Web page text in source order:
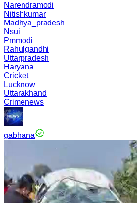
Narendramodi
Nitishkumar
Madhya_pradesh
Nsui
Pmmodi
Rahulgandhi
Uttarpradesh
Haryana
Cricket
Lucknow
Uttarakhand
Crimenews
gabhana